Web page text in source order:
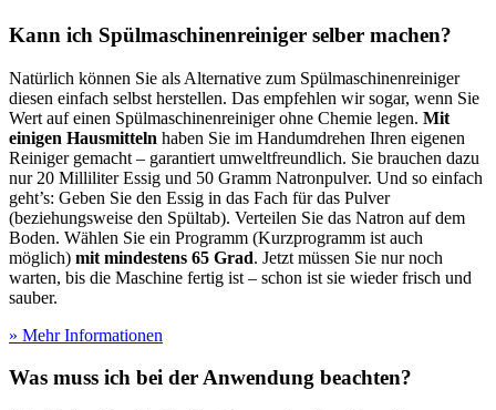
Kann ich Spülmaschinenreiniger selber machen?
Natürlich können Sie als Alternative zum Spülmaschinenreiniger
diesen einfach selbst herstellen. Das empfehlen wir sogar, wenn Sie
Wert auf einen Spülmaschinenreiniger ohne Chemie legen. Mit
einigen Hausmitteln haben Sie im Handumdrehen Ihren eigenen
Reiniger gemacht – garantiert umweltfreundlich. Sie brauchen dazu
nur 20 Milliliter Essig und 50 Gramm Natronpulver. Und so einfach
geht’s: Geben Sie den Essig in das Fach für das Pulver
(beziehungsweise den Spültab). Verteilen Sie das Natron auf dem
Boden. Wählen Sie ein Programm (Kurzprogramm ist auch
möglich) mit mindestens 65 Grad. Jetzt müssen Sie nur noch
warten, bis die Maschine fertig ist – schon ist sie wieder frisch und
sauber.
» Mehr Informationen
Was muss ich bei der Anwendung beachten?